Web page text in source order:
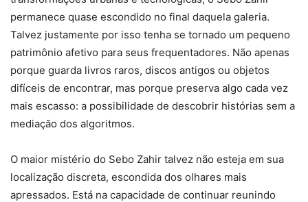
permanece quase escondido no final daquela galeria.
Talvez justamente por isso tenha se tornado um pequeno
patrimônio afetivo para seus frequentadores. Não apenas
porque guarda livros raros, discos antigos ou objetos
difíceis de encontrar, mas porque preserva algo cada vez
mais escasso: a possibilidade de descobrir histórias sem a
mediação dos algoritmos.
O maior mistério do Sebo Zahir talvez não esteja em sua
localização discreta, escondida dos olhares mais
apressados. Está na capacidade de continuar reunindo